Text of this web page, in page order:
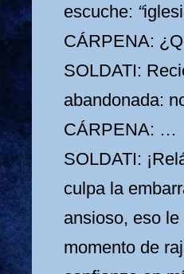
escuche: “
CÁRPENA:
SOLDATI:
abandonada:
CÁRPENA: …
SOLDATI:
culpa la
ansioso, eso
momento de